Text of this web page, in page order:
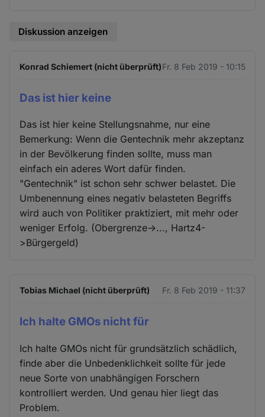
Diskussion anzeigen
Konrad Schiemert (nicht überprüft)Fr. 8 Feb 2019 - 10:15
Das ist hier keine
Das ist hier keine Stellungsnahme, nur eine
Bemerkung: Wenn die Gentechnik mehr akzeptanz
in der Bevölkerung finden sollte, muss man
einfach ein aderes Wort dafür finden.
"Gentechnik" ist schon sehr schwer belastet. Die
Umbenennung eines negativ belasteten Begriffs
wird auch von Politiker praktiziert, mit mehr oder
weniger Erfolg. (Obergrenze->..., Hartz4-
>Bürgergeld)
Tobias Michael (nicht überprüft) Fr. 8 Feb 2019 - 11:37
Ich halte GMOs nicht für
Ich halte GMOs nicht für grundsätzlich schädlich,
finde aber die Unbedenklichkeit sollte für jede
neue Sorte von unabhängigen Forschern
kontrolliert werden. Und genau hier liegt das
Problem.